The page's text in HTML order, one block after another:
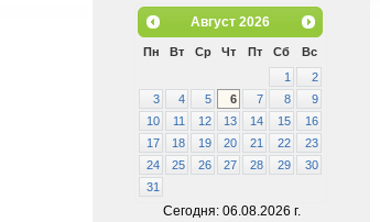
Август 2026
Пн Вт Ср Чт Пт Сб
Вс
1
2
3
4 5 6 7 8
9
10
11 12 13 14 15
16
17
18 19 20 21 22
23
24
25 26 27 28 29
30
31
Сегодня: 06.08.2026 г.